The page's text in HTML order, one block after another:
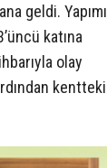
geldi. Yapımı
katına
olay
kentteki